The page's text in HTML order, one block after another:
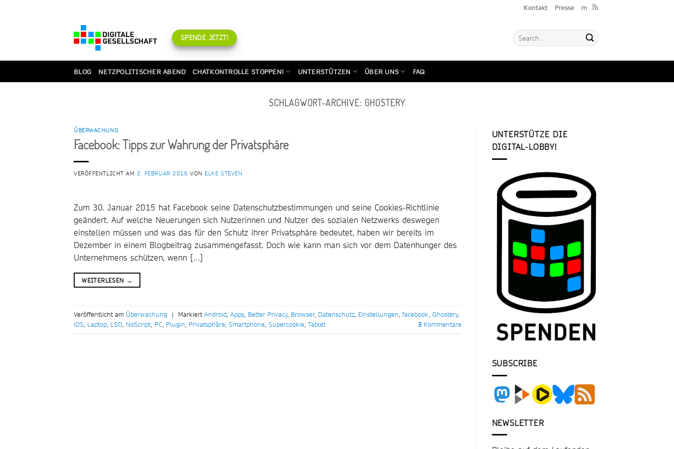
Kontakt Presse m
SPENDE JETZT!
BLOG NETZPOLITISCHER ABEND CHATKONTROLLE STOPPEN! UNTERSTÜTZEN ÜBER UNS FAQ
SCHLAGWORT-ARCHIVE: GHOSTERY
ÜBERWACHUNG
Facebook: Tipps zur Wahrung der Privatsphäre
VERÖFFENTLICHT AM 2. FEBRUAR 2015 VON ELKE STEVEN
Zum 30. Januar 2015 hat Facebook seine Datenschutzbestimmungen und seine Cookies-Richtlinie
geändert. Auf welche Neuerungen sich Nutzerinnen und Nutzer des sozialen Netzwerks deswegen
einstellen müssen und was das für den Schutz ihrer Privatsphäre bedeutet, haben wir bereits im
Dezember in einem Blogbeitrag zusammengefasst. Doch wie kann man sich vor dem Datenhunger des
Unternehmens schützen, wenn […]
WEITERLESEN →
Veröffentlicht am Überwachung | MarkiertAndroid, Apps, Better Privacy, Browser, Datenschutz, Einstellungen, facebook, Ghostery,
iOS, Laptop, LSO, NoScript, PC, Plugin, Privatsphäre, Smartphone, Supercookie, Tablet 3Kommentare
UNTERSTÜTZE DIE
DIGITAL-LOBBY!
SUBSCRIBE
NEWSLETTER